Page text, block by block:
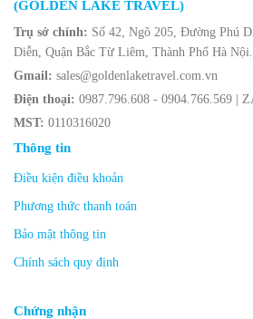
(GOLDEN LAKE TRAVEL)
Trụ sở chính: Số 42, Ngõ 205, Đường Phú
Diễn, Quận Bắc Từ Liêm, Thành Phố Hà Nội.
Gmail: sales@goldenlaketravel.com.vn
Điện thoại: 0987.796.608 - 0904.766.569 |
MST: 0110316020
Thông tin
Điều kiện điều khoản
Phương thức thanh toán
Bảo mật thông tin
Chính sách quy định
Chứng nhận